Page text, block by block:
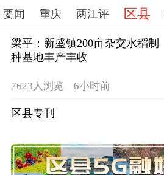
要闻 重庆 两江评 区县
梁平：新盛镇200亩杂交水稻制
种基地丰产丰收
7623人浏览 6小时前
区县专刊